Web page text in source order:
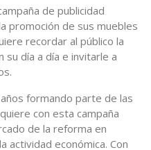
de publicidad
promoción de sus muebles
recordar al público la
su día a día e invitarle a
formando parte de las
con esta campaña
de la reforma en
actividad económica. Con